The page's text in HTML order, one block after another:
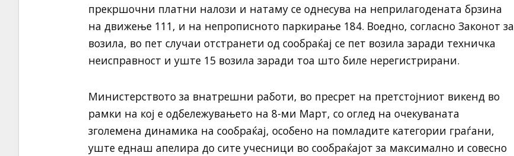
прекршочни платни налози и натаму се однесува на неприлагодената брзина
на движење 111, и на непрописното паркирање 184. Воедно, согласно Законот за
возила, во пет случаи отстранети од сообраќај се пет возила заради техничка
неисправност и уште 15 возила заради тоа што биле нерегистрирани.
Министерството за внатрешни работи, во пресрет на претстојниот викенд во
рамки на кој е одбележувањето на 8-ми Март, со оглед на очекуваната
зголемена динамика на сообраќај, особено на помладите категории граѓани,
уште еднаш апелира до сите учесници во сообраќајот за максимално и совесно